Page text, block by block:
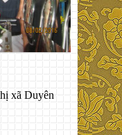
xã Duyên